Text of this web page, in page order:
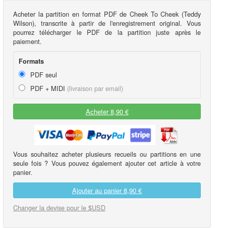
Acheter la partition en format PDF de Cheek To Cheek (Teddy
Wilson), transcrite à partir de l'enregistrement original. Vous
pourrez télécharger le PDF de la partition juste après le
paiement.
Formats
PDF seul
PDF + MIDI (livraison par email)
Acheter 8,90 €
Vous souhaitez acheter plusieurs recueils ou partitions en une
seule fois ? Vous pouvez également ajouter cet article à votre
panier.
Ajouter au panier8,90 €
Changer la devise pour le $USD